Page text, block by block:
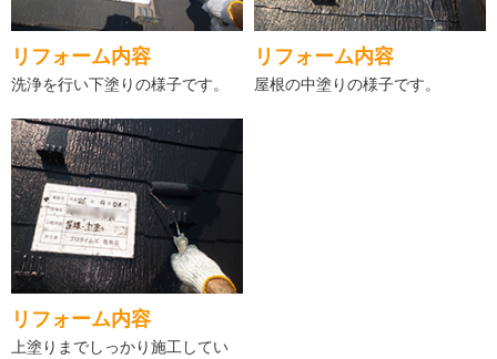
リフォーム内容
洗浄を行い下塗りの様子です。
リフォーム内容
屋根の中塗りの様子です。
リフォーム内容
上塗りまでしっかり施工してい